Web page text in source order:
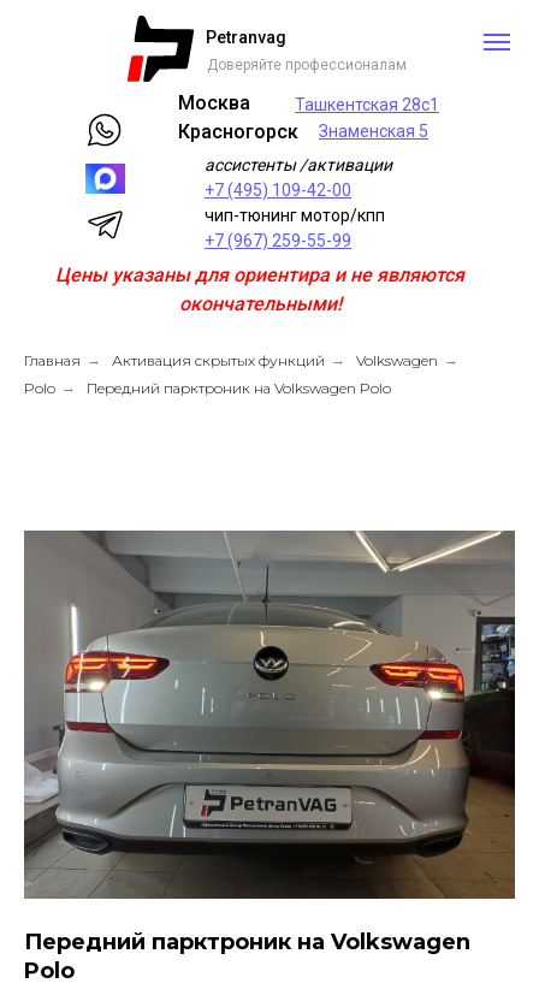
Ташкентская 28с1
Знаменская 5
ассистенты /активации
+7 (495) 109-42-00
чип-тюнинг мотор/кпп
+7 (967) 259-55-99
Москва
Красногорск
Petranvag
Доверяйте профессионалам
Цены указаны для ориентира и не являются
окончательными!
Главная → Активация скрытых функций → Volkswagen →
Polo → Передний парктроник на Volkswagen Polo
Передний парктроник на Volkswagen
Polo